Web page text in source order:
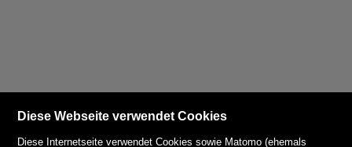
Diese Webseite verwendet Cookies
Diese Internetseite verwendet Cookies sowie Matomo (ehemals